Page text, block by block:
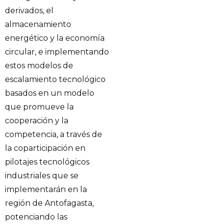
derivados, el
almacenamiento
energético y la economía
circular, e implementando
estos modelos de
escalamiento tecnológico
basados en un modelo
que promueve la
cooperación y la
competencia, a través de
la coparticipación en
pilotajes tecnológicos
industriales que se
implementarán en la
región de Antofagasta,
potenciando las